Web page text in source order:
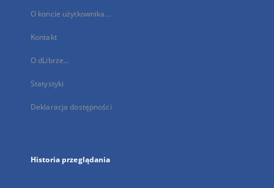
O koncie użytkownika...
Kontakt
O dLibrze...
Statystyki
Deklaracja dostępności
Historia przeglądania